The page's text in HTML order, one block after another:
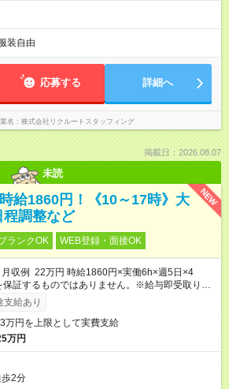
装自由
応募する 詳細へ
名 株式会社リクルートスタッフィング
掲載日：2026.08.07
未読
NEW
給1860円！《10～17時》大
調整など
ランクOK WEB登録・面接OK
収例 22万円 時給1860円×実働6h×週5日×4
証するものではありません。※給与即受取りサ
利用条件有）
支給あり
万円を上限として実費支給
万円
2分